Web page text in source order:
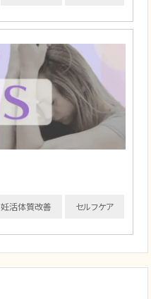
セルフケア
妊活体質改善